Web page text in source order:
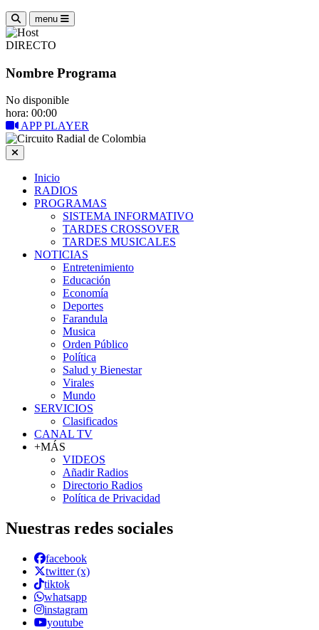
menu
DIRECTO
Nombre Programa
No disponible
hora: 00:00
APP PLAYER
Inicio
RADIOS
PROGRAMAS
SISTEMA INFORMATIVO
TARDES CROSSOVER
TARDES MUSICALES
NOTICIAS
Entretenimiento
Educación
Economía
Deportes
Farandula
Musica
Orden Público
Política
Salud y Bienestar
Virales
Mundo
SERVICIOS
Clasificados
CANAL TV
+MÁS
VIDEOS
Añadir Radios
Directorio Radios
Política de Privacidad
Nuestras redes sociales
facebook
twitter (x)
tiktok
whatsapp
instagram
youtube